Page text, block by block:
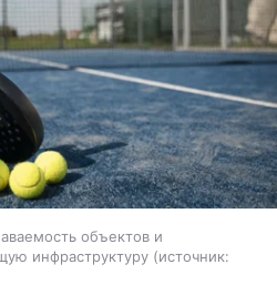
объектов и
инфраструктуру
источник: